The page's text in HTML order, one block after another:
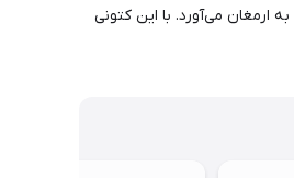
به ارمغان می‌آورد. با این کتونی